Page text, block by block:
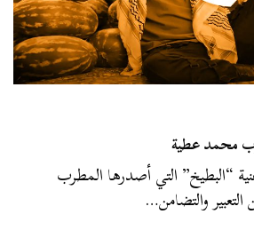
محمد عطية
“البطيخ” التي أصدرها المطرب
والتضامن…